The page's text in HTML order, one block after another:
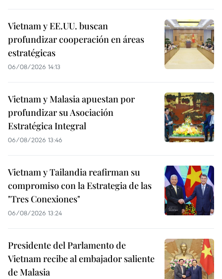
Vietnam y EE.UU. buscan
profundizar cooperación en áreas
estratégicas
06/08/2026 14:13
Vietnam y Malasia apuestan por
profundizar su Asociación
Estratégica Integral
06/08/2026 13:46
Vietnam y Tailandia reafirman su
compromiso con la Estrategia de las
"Tres Conexiones"
06/08/2026 13:24
Presidente del Parlamento de
Vietnam recibe al embajador saliente
de Malasia